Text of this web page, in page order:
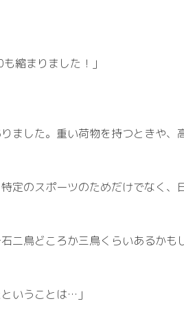
縮まりました！」
ました。重い荷物を持つときや、
定のスポーツのためだけでなく、
二鳥どころか三鳥くらいあるかも
いうことは…」